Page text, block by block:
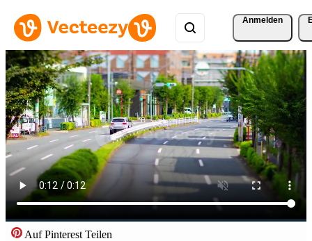
Anmelden
Auf Pinterest Teilen